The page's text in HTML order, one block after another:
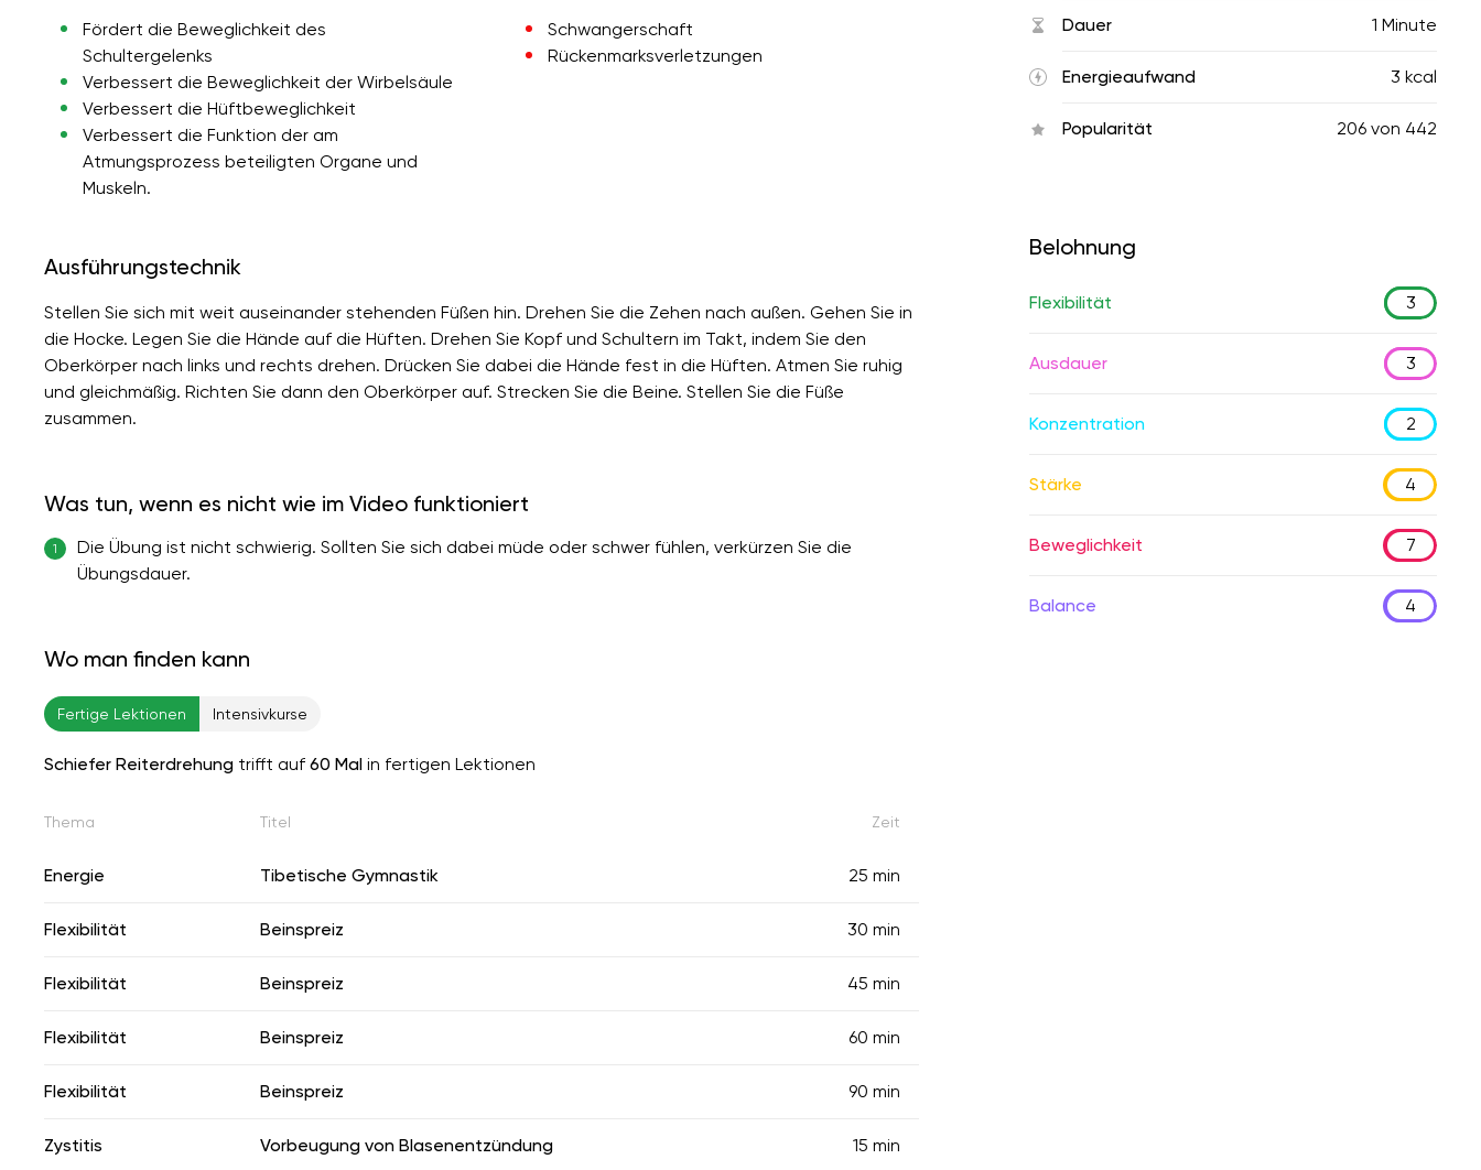
Fördert die Beweglichkeit des
Schultergelenks
Verbessert die Beweglichkeit der Wirbelsäule
Verbessert die Hüftbeweglichkeit
Verbessert die Funktion der am
Atmungsprozess beteiligten Organe und
Muskeln.
Schwangerschaft
Rückenmarksverletzungen
Ausführungstechnik
Stellen Sie sich mit weit auseinander stehenden Füßen hin. Drehen Sie die Zehen nach außen. Gehen Sie in
die Hocke. Legen Sie die Hände auf die Hüften. Drehen Sie Kopf und Schultern im Takt, indem Sie den
Oberkörper nach links und rechts drehen. Drücken Sie dabei die Hände fest in die Hüften. Atmen Sie ruhig
und gleichmäßig. Richten Sie dann den Oberkörper auf. Strecken Sie die Beine. Stellen Sie die Füße
zusammen.
Was tun, wenn es nicht wie im Video funktioniert
1
Die Übung ist nicht schwierig. Sollten Sie sich dabei müde oder schwer fühlen, verkürzen Sie die
Übungsdauer.
Wo man finden kann
Fertige Lektionen Intensivkurse
Schiefer Reiterdrehung trifft auf 60 Mal in fertigen Lektionen
Thema Titel Zeit
Energie Tibetische Gymnastik 25 min
Flexibilität Beinspreiz 30 min
Flexibilität Beinspreiz 45 min
Flexibilität Beinspreiz 60 min
Flexibilität Beinspreiz 90 min
Zystitis Vorbeugung von Blasenentzündung 15 min
Dauer 1 Minute
Energieaufwand 3 kcal
Popularität 206 von 442
Belohnung
Flexibilität 3
Ausdauer 3
Konzentration 2
Stärke 4
Beweglichkeit 7
Balance 4